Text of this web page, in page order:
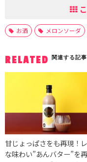
お酒 メロンソーダ
RELATED 関連する記事
甘じょっぱさをも再現！
な味わい”あんバター”を